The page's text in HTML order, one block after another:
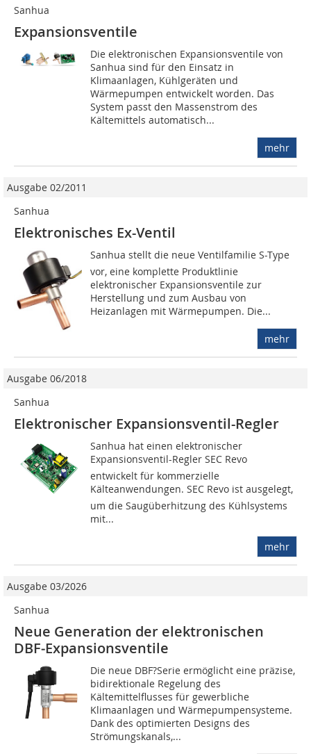
Sanhua
Expansionsventile
Die elektronischen Expansionsventile von
Sanhua sind für den Einsatz in
Klimaanlagen, Kühlgeräten und
Wärmepumpen entwickelt worden. Das
System passt den Massenstrom des
Kältemittels automatisch...
mehr
Ausgabe 02/2011
Sanhua
Elektronisches Ex-Ventil
Sanhua stellt die neue Ventilfamilie S-Type
vor, eine komplette Produktlinie
elektronischer Expansionsventile zur
Herstellung und zum Ausbau von
Heizanlagen mit Wärmepumpen. Die...
mehr
Ausgabe 06/2018
Sanhua
Elektronischer Expansionsventil-Regler
Sanhua hat einen elektronischer
Expansionsventil-Regler SEC Revo
entwickelt für kommerzielle
Kälteanwendungen. SEC Revo ist ausgelegt,
um die Saugüberhitzung des Kühlsystems
mit...
mehr
Ausgabe 03/2026
Sanhua
Neue Generation der elektronischen
DBF‑Expansionsventile
Die neue DBF?Serie ermöglicht eine präzise,
bidirektionale Regelung des
Kältemittelflusses für gewerbliche
Klimaanlagen und Wärmepumpensysteme.
Dank des optimierten Designs des
Strömungskanals,...